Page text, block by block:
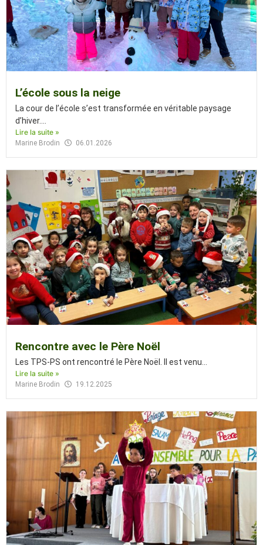
L’école sous la neige
La cour de l’école s’est transformée en véritable paysage
d’hiver....
Lire la suite »
Marine Brodin 06.01.2026
Rencontre avec le Père Noël
Les TPS-PS ont rencontré le Père Noël. Il est venu...
Lire la suite »
Marine Brodin 19.12.2025